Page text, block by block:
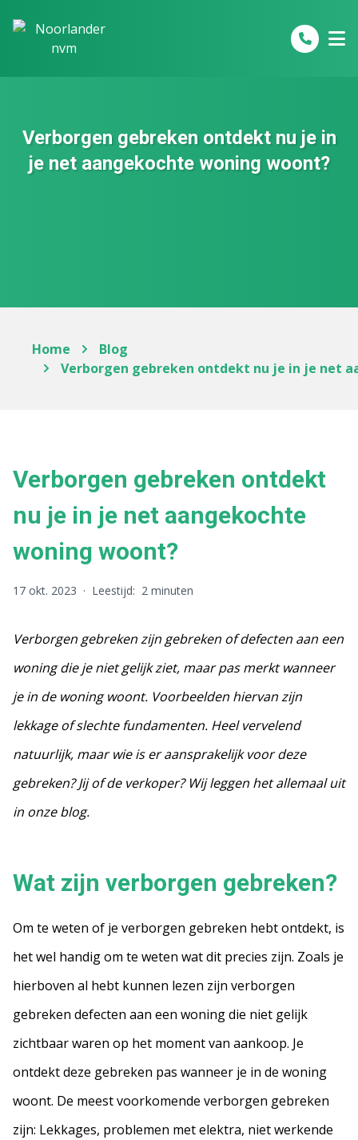
Verborgen gebreken ontdekt nu je in
je net aangekochte woning woont?
Home
Blog
Verborgen gebreken ontdekt nu je in je net
Verborgen gebreken ontdekt
nu je in je net aangekochte
woning woont?
17 okt. 2023 · Leestijd: 2 minuten
Verborgen gebreken zijn gebreken of defecten aan een
woning die je niet gelijk ziet, maar pas merkt wanneer
je in de woning woont. Voorbeelden hiervan zijn
lekkage of slechte fundamenten. Heel vervelend
natuurlijk, maar wie is er aansprakelijk voor deze
gebreken? Jij of de verkoper? Wij leggen het allemaal uit
in onze blog.
Wat zijn verborgen gebreken?
Om te weten of je verborgen gebreken hebt ontdekt, is
het wel handig om te weten wat dit precies zijn. Zoals je
hierboven al hebt kunnen lezen zijn verborgen
gebreken defecten aan een woning die niet gelijk
zichtbaar waren op het moment van aankoop. Je
ontdekt deze gebreken pas wanneer je in de woning
woont. De meest voorkomende verborgen gebreken
zijn: Lekkages, problemen met elektra, niet werkende